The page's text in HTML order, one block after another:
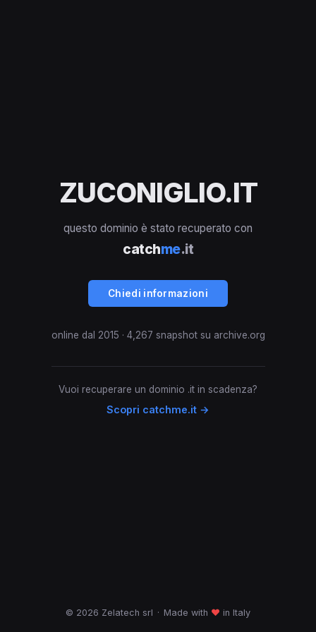
ZUCONIGLIO.IT
questo dominio è stato recuperato con
catchme.it
Chiedi informazioni
online dal 2015 · 4,267 snapshot su archive.org
Vuoi recuperare un dominio .it in scadenza?
Scopri catchme.it →
© 2026 Zelatech srl · Made with ♥ in Italy